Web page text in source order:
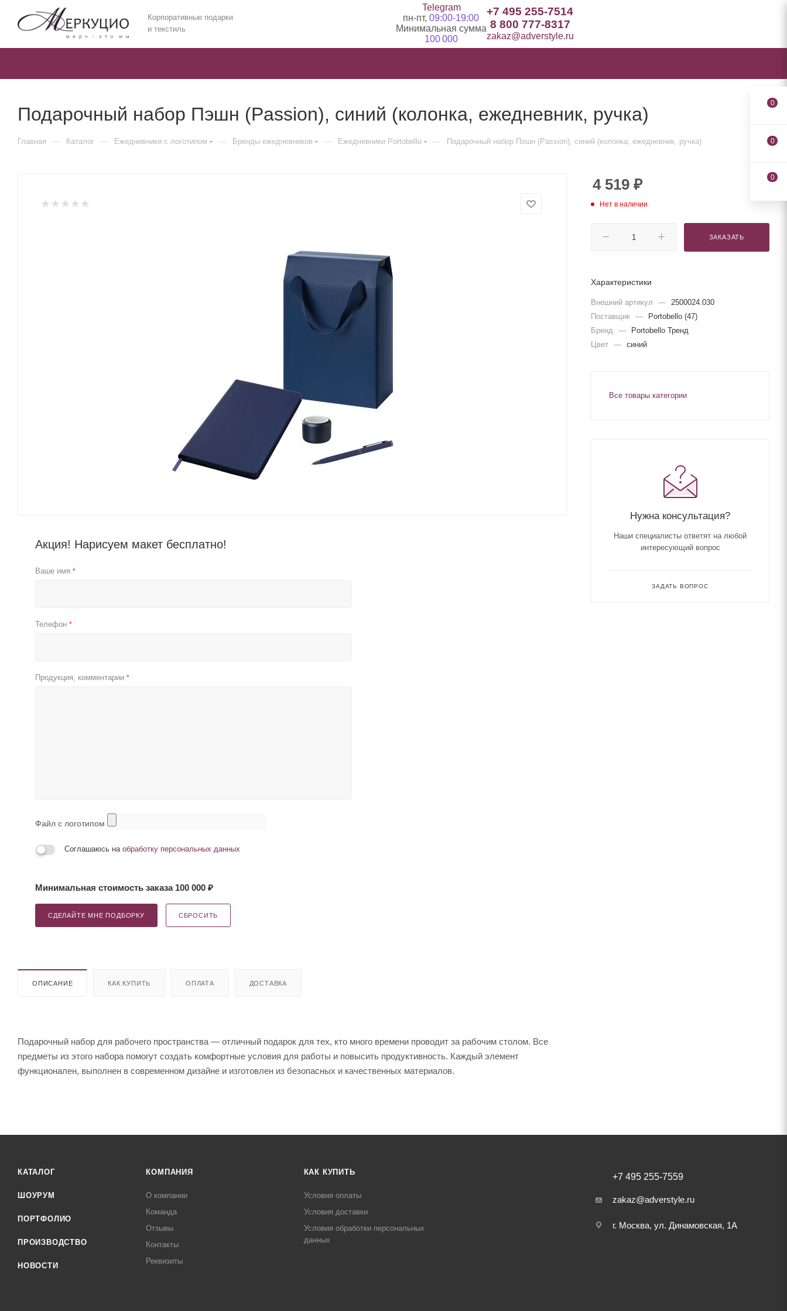
Корпоративные подарки
и текстиль
Telegram
пн-пт, 09:00-19:00
Минимальная сумма
100 000
+7 495 255-7514
8 800 777-8317
zakaz@adverstyle.ru
Подарочный набор Пэшн (Passion), синий (колонка, ежедневник, ручка)
Главная — Каталог — Ежедневники c логотипом — Бренды ежедневников — Ежедневники Portobello — Подарочный набор Пэшн (Passion), синий (колонка, ежедневник, ручка)
Акция! Нарисуем макет бесплатно!
Ваше имя *
Телефон *
Продукция, комментарии *
Файл с логотипом
Соглашаюсь на обработку персональных данных
Минимальная стоимость заказа 100 000 ₽
СДЕЛАЙТЕ МНЕ ПОДБОРКУ СБРОСИТЬ
ОПИСАНИЕ КАК КУПИТЬ ОПЛАТА ДОСТАВКА
Подарочный набор для рабочего пространства — отличный подарок для тех, кто много времени проводит за рабочим столом. Все
предметы из этого набора помогут создать комфортные условия для работы и повысить продуктивность. Каждый элемент
функционален, выполнен в современном дизайне и изготовлен из безопасных и качественных материалов.
4 519 ₽
Нет в наличии
ЗАКАЗАТЬ
Характеристики
Внешний артикул —
2500024.030
Поставщик —
Portobello (47)
Бренд
—
Portobello Тренд
Цвет — синий
Все товары категории
Нужна консультация?
Наши специалисты ответят на любой
интересующий вопрос
ЗАДАТЬ ВОПРОС
КАТАЛОГ
ШОУРУМ
ПОРТФОЛИО
ПРОИЗВОДСТВО
НОВОСТИ
КОМПАНИЯ
О компании
Команда
Отзывы
Контакты
Реквизиты
КАК КУПИТЬ
Условия оплаты
Условия доставки
Условия обработки персональных
данных
+7 495 255-7559
zakaz@adverstyle.ru
г. Москва, ул. Динамовская, 1А
0
0
0